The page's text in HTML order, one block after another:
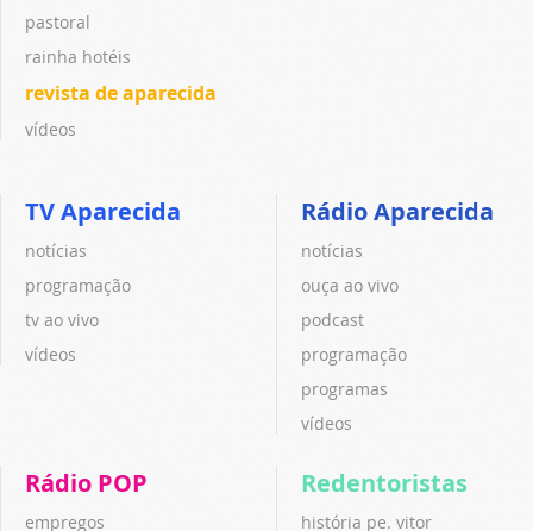
pastoral
rainha hotéis
revista de aparecida
vídeos
TV Aparecida
notícias
programação
tv ao vivo
vídeos
Rádio Aparecida
notícias
ouça ao vivo
podcast
programação
programas
vídeos
Rádio POP
empregos
Redentoristas
história pe. vitor